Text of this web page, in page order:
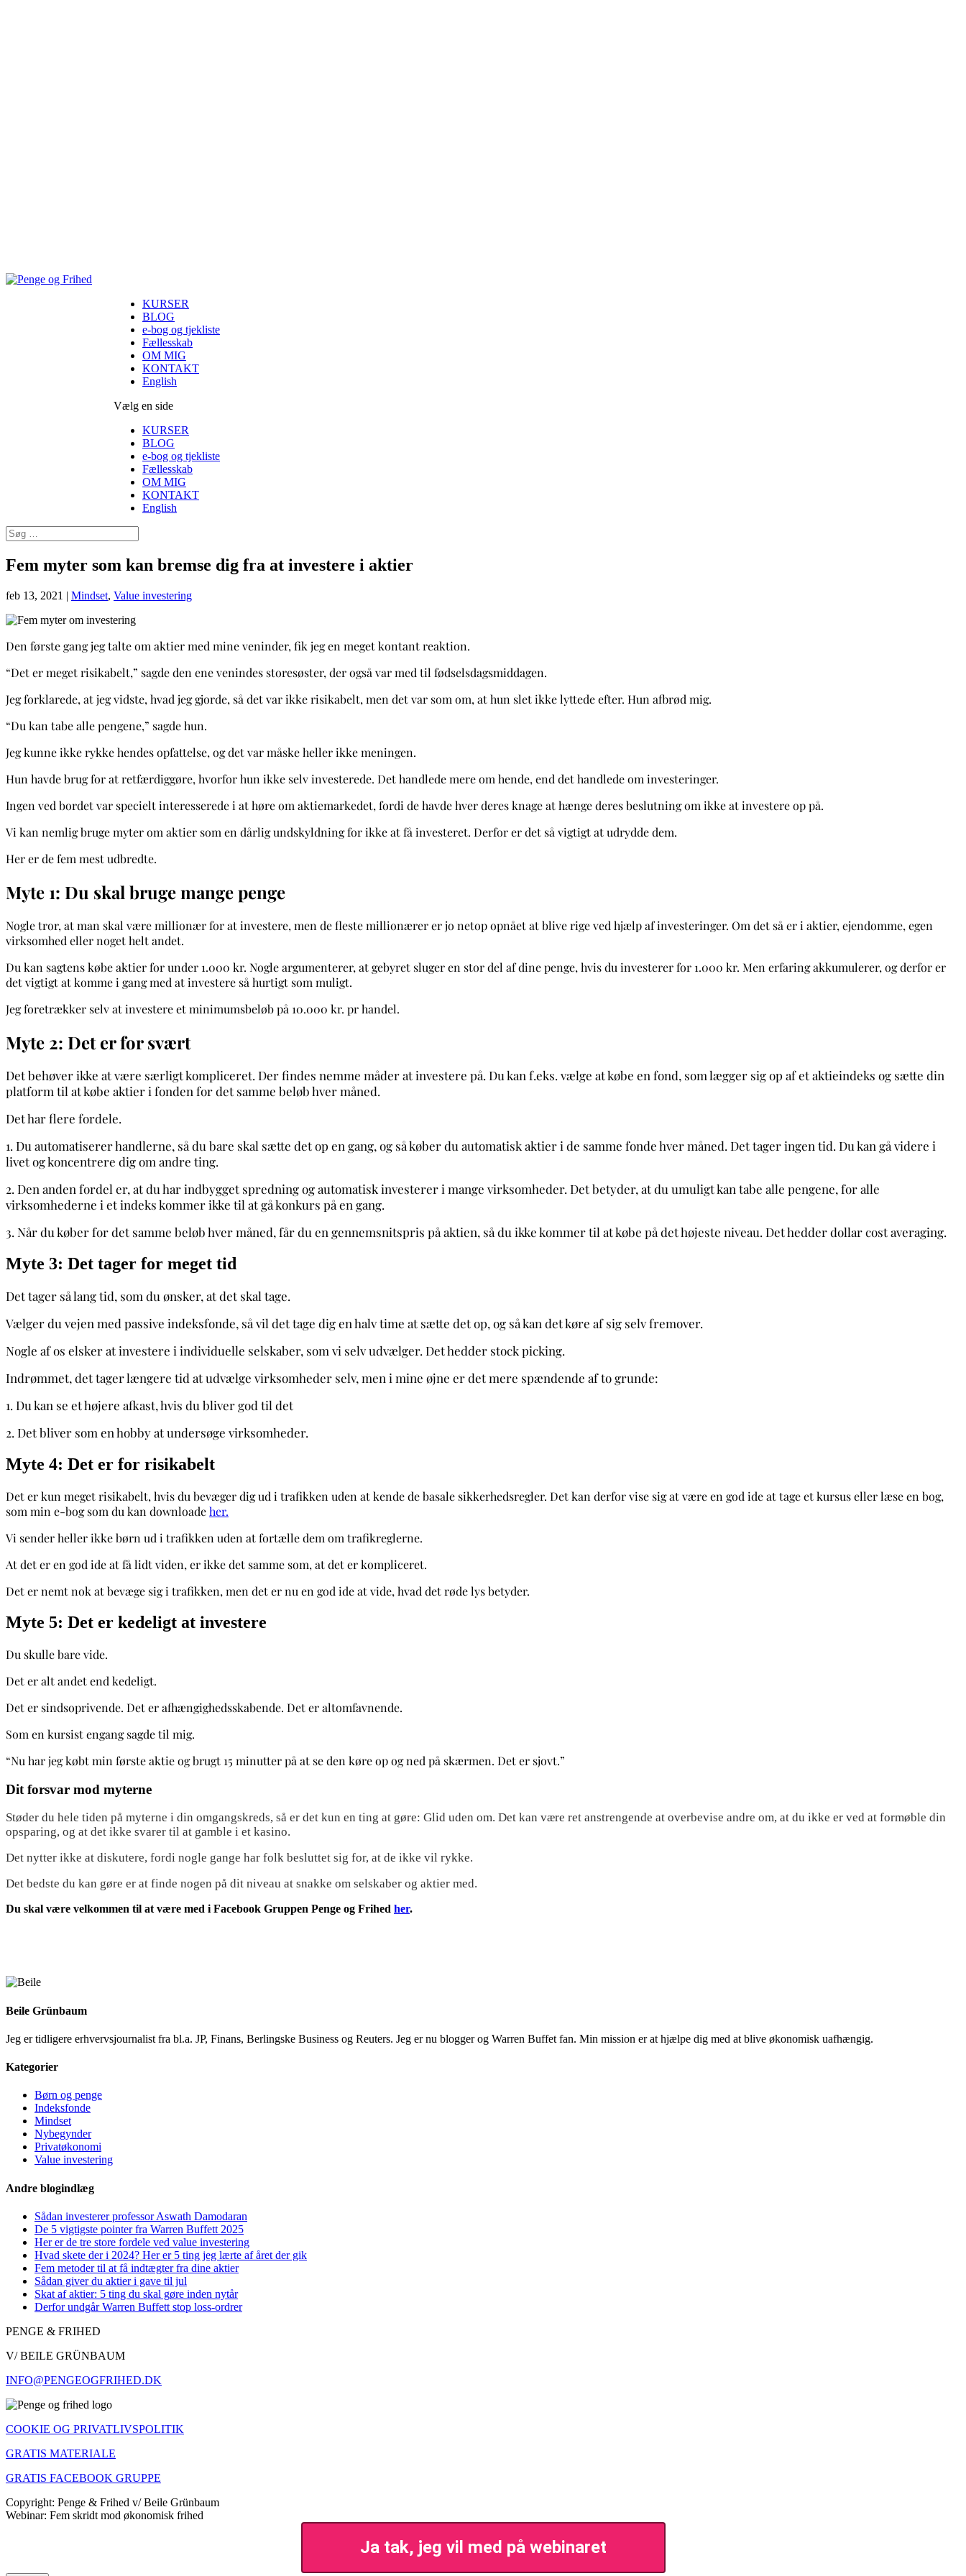
KURSER
BLOG
e-bog og tjekliste
Fællesskab
OM MIG
KONTAKT
English
Vælg en side
KURSER
BLOG
e-bog og tjekliste
Fællesskab
OM MIG
KONTAKT
English
Fem myter som kan bremse dig fra at investere i aktier
feb 13, 2021 | Mindset, Value investering
Den første gang jeg talte om aktier med mine veninder, fik jeg en meget kontant reaktion.
“Det er meget risikabelt,” sagde den ene venindes storesøster, der også var med til fødselsdagsmiddagen.
Jeg forklarede, at jeg vidste, hvad jeg gjorde, så det var ikke risikabelt, men det var som om, at hun slet ikke lyttede efter. Hun afbrød mig.
“Du kan tabe alle pengene,” sagde hun.
Jeg kunne ikke rykke hendes opfattelse, og det var måske heller ikke meningen.
Hun havde brug for at retfærdiggøre, hvorfor hun ikke selv investerede. Det handlede mere om hende, end det handlede om investeringer.
Ingen ved bordet var specielt interesserede i at høre om aktiemarkedet, fordi de havde hver deres knage at hænge deres beslutning om ikke at investere op på.
Vi kan nemlig bruge myter om aktier som en dårlig undskyldning for ikke at få investeret. Derfor er det så vigtigt at udrydde dem.
Her er de fem mest udbredte.
Myte 1: Du skal bruge mange penge
Nogle tror, at man skal være millionær for at investere, men de fleste millionærer er jo netop opnået at blive rige ved hjælp af investeringer. Om det så er i aktier, ejendomme, egen
virksomhed eller noget helt andet.
Du kan sagtens købe aktier for under 1.000 kr. Nogle argumenterer, at gebyret sluger en stor del af dine penge, hvis du investerer for 1.000 kr. Men erfaring akkumulerer, og derfor er
det vigtigt at komme i gang med at investere så hurtigt som muligt.
Jeg foretrækker selv at investere et minimumsbeløb på 10.000 kr. pr handel.
Myte 2: Det er for svært
Det behøver ikke at være særligt kompliceret. Der findes nemme måder at investere på. Du kan f.eks. vælge at købe en fond, som lægger sig op af et aktieindeks og sætte din
platform til at købe aktier i fonden for det samme beløb hver måned.
Det har flere fordele.
1. Du automatiserer handlerne, så du bare skal sætte det op en gang, og så køber du automatisk aktier i de samme fonde hver måned. Det tager ingen tid. Du kan gå videre i
livet og koncentrere dig om andre ting.
2. Den anden fordel er, at du har indbygget spredning og automatisk investerer i mange virksomheder. Det betyder, at du umuligt kan tabe alle pengene, for alle
virksomhederne i et indeks kommer ikke til at gå konkurs på en gang.
3. Når du køber for det samme beløb hver måned, får du en gennemsnitspris på aktien, så du ikke kommer til at købe på det højeste niveau. Det hedder dollar cost averaging.
Myte 3: Det tager for meget tid
Det tager så lang tid, som du ønsker, at det skal tage.
Vælger du vejen med passive indeksfonde, så vil det tage dig en halv time at sætte det op, og så kan det køre af sig selv fremover.
Nogle af os elsker at investere i individuelle selskaber, som vi selv udvælger. Det hedder stock picking.
Indrømmet, det tager længere tid at udvælge virksomheder selv, men i mine øjne er det mere spændende af to grunde:
1. Du kan se et højere afkast, hvis du bliver god til det
2. Det bliver som en hobby at undersøge virksomheder.
Myte 4: Det er for risikabelt
Det er kun meget risikabelt, hvis du bevæger dig ud i trafikken uden at kende de basale sikkerhedsregler. Det kan derfor vise sig at være en god ide at tage et kursus eller læse en bog,
som min e-bog som du kan downloadeher.
Vi sender heller ikke børn ud i trafikken uden at fortælle dem om trafikreglerne.
At det er en god ide at få lidt viden, er ikke det samme som, at det er kompliceret.
Det er nemt nok at bevæge sig i trafikken, men det er nu en god ide at vide, hvad det røde lys betyder.
Myte 5: Det er kedeligt at investere
Du skulle bare vide.
Det er alt andet end kedeligt.
Det er sindsoprivende. Det er afhængighedsskabende. Det er altomfavnende.
Som en kursist engang sagde til mig.
“Nu har jeg købt min første aktie og brugt 15 minutter på at se den køre op og ned på skærmen. Det er sjovt.”
Dit forsvar mod myterne
Støder du hele tiden på myterne i din omgangskreds, så er det kun en ting at gøre: Glid uden om. Det kan være ret anstrengende at overbevise andre om, at du ikke er ved at formøble din
opsparing, og at det ikke svarer til at gamble i et kasino.
Det nytter ikke at diskutere, fordi nogle gange har folk besluttet sig for, at de ikke vil rykke.
Det bedste du kan gøre er at finde nogen på dit niveau at snakke om selskaber og aktier med.
Du skal være velkommen til at være med i Facebook Gruppen Penge og Frihed her.
Beile Grünbaum
Jeg er tidligere erhvervsjournalist fra bl.a. JP, Finans, Berlingske Business og Reuters. Jeg er nu blogger og Warren Buffet fan. Min mission er at hjælpe dig med at blive økonomisk uafhængig.
Kategorier
Børn og penge
Indeksfonde
Mindset
Nybegynder
Privatøkonomi
Value investering
Andre blogindlæg
Sådan investerer professor Aswath Damodaran
De 5 vigtigste pointer fra Warren Buffett 2025
Her er de tre store fordele ved value investering
Hvad skete der i 2024? Her er 5 ting jeg lærte af året der gik
Fem metoder til at få indtægter fra dine aktier
Sådan giver du aktier i gave til jul
Skat af aktier: 5 ting du skal gøre inden nytår
Derfor undgår Warren Buffett stop loss-ordrer
PENGE & FRIHED
V/ BEILE GRÜNBAUM
INFO@PENGEOGFRIHED.DK
COOKIE OG PRIVATLIVSPOLITIK
GRATIS MATERIALE
GRATIS FACEBOOK GRUPPE
Copyright: Penge & Frihed v/ Beile Grünbaum
Webinar: Fem skridt mod økonomisk frihed
Ja tak, jeg vil med på webinaret